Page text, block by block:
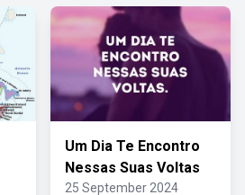
Um Dia Te Encontro
Nessas Suas Voltas
25 September 2024